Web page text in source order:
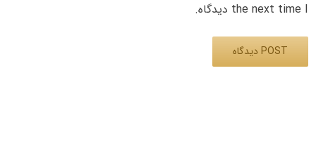
the next time I دیدگاه.